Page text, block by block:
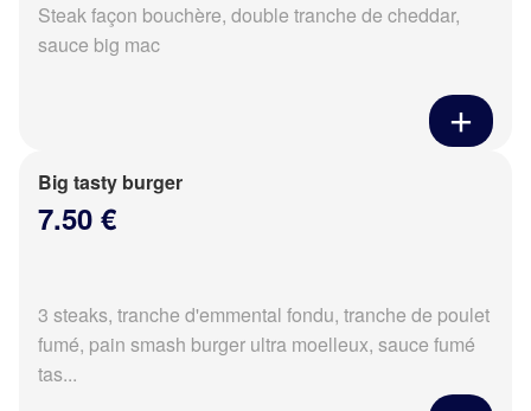
Steak façon bouchère, double tranche de cheddar,
sauce big mac
Big tasty burger
7.50 €
3 steaks, tranche d'emmental fondu, tranche de poulet
fumé, pain smash burger ultra moelleux, sauce fumé
tas...